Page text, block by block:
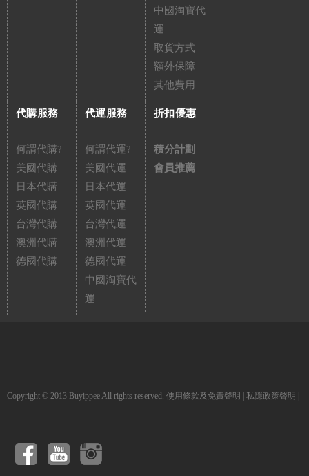
中國淘寶代
運
取貨方式
額外保障
其他費用
代購服務
何謂代購?
美國代購
日本代購
英國代購
台灣代購
澳洲代購
德國代購
代運服務
何謂代運?
美國代運
日本代運
英國代運
台灣代運
澳洲代運
德國代運
中國淘寶代
運
折扣優惠
積分計劃
會員推薦
Copyright © 2013 Buyippee All rights reserved. 使用條款及免責聲明 私隱政策聲明